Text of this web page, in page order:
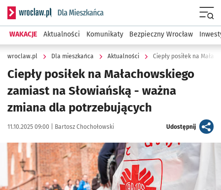
Serwis informacyjny wroclaw.pl podserwis: Dla mieszkańca
WAKACJE Aktualności Komunikaty Bezpieczny Wrocław
wroclaw.pl Dla mieszkańca Aktualności Ciepły posiłek na
Ciepły posiłek na Małachowskiego
zamiast na Słowiańską - ważna
zmiana dla potrzebujących
Data publikacji:
11.10.2025 09:00 | Autor:
Bartosz Chochołowski Udostępnijartykuł
Kliknij, aby powiększyć